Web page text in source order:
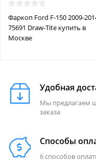
Фаркоп Ford F-150 2009-
75691 Draw-Tite купить в
Москве
Удобная
Мы предлагаем
заказа
Способы
6 способов